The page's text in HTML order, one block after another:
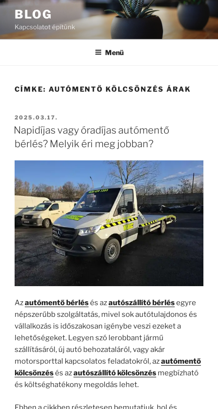
Tartalomhoz
BLOG
Kapcsolatot építünk
Menü
CÍMKE: AUTÓMENTŐ KÖLCSÖNZÉS ÁRAK
BEKÜLDVE:
2025.03.17.
Napidíjas vagy óradíjas autómentő
bérlés? Melyik éri meg jobban?
Azautómentő bérlésés azautószállító bérlésegyre
népszerűbb szolgáltatás, mivel sok autótulajdonos és
vállalkozás is időszakosan igénybe veszi ezeket a
lehetőségeket. Legyen szó lerobbant jármű
szállításáról, új autó behozataláról, vagy akár
motorsporttal kapcsolatos feladatokról, azautómentő
kölcsönzésés azautószállító kölcsönzés megbízható
és költséghatékony megoldás lehet.